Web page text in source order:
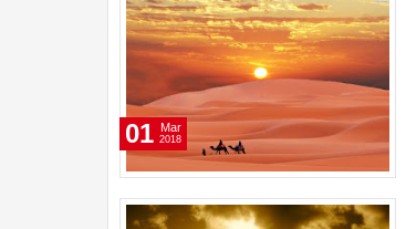
01 Mar
2018